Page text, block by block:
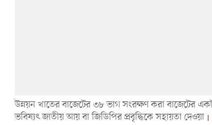
উন্নয়ন খাতের বাজেটের ৩৮ ভাগ সংরক্ষণ করা বাজেটের
ভবিষ্যৎ জাতীয় আয় বা জিডিপির প্রবৃদ্ধিকে সহায়তা দেওয়া